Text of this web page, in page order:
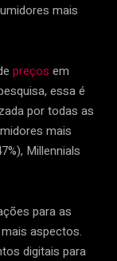
mais
preços em
essa é
por todas as
mais
Millennials
para as
aspectos.
digitais para